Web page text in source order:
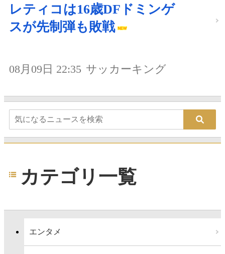
レティコは16歳DFドミンゲ
スが先制弾も敗戦
08月09日 22:35 サッカーキング
カテゴリ一覧
エンタメ